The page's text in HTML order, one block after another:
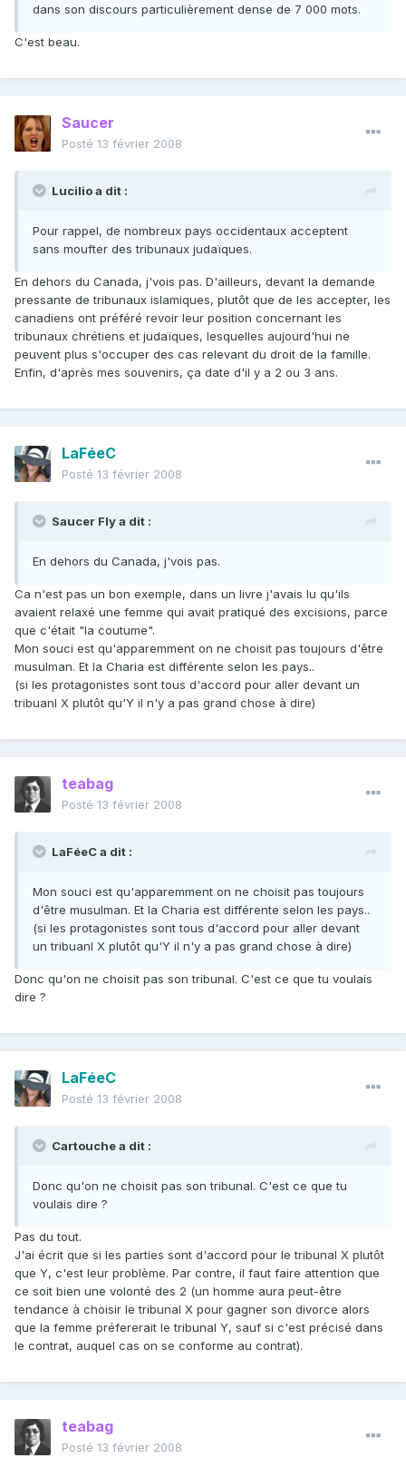
dans son discours particulièrement dense de 7 000 mots.
C'est beau.
Saucer
Posté 13 février 2008
Lucilio a dit :
Pour rappel, de nombreux pays occidentaux acceptent
sans moufter des tribunaux judaïques.
En dehors du Canada, j'vois pas. D'ailleurs, devant la demande
pressante de tribunaux islamiques, plutôt que de les accepter, les
canadiens ont préféré revoir leur position concernant les
tribunaux chrétiens et judaïques, lesquelles aujourd'hui ne
peuvent plus s'occuper des cas relevant du droit de la famille.
Enfin, d'après mes souvenirs, ça date d'il y a 2 ou 3 ans.
LaFéeC
Posté 13 février 2008
Saucer Fly a dit :
En dehors du Canada, j'vois pas.
Ca n'est pas un bon exemple, dans un livre j'avais lu qu'ils
avaient relaxé une femme qui avait pratiqué des excisions, parce
que c'était "la coutume".
Mon souci est qu'apparemment on ne choisit pas toujours d'être
musulman. Et la Charia est différente selon les pays..
(si les protagonistes sont tous d'accord pour aller devant un
tribuanl X plutôt qu'Y il n'y a pas grand chose à dire)
teabag
Posté 13 février 2008
LaFéeC a dit :
Mon souci est qu'apparemment on ne choisit pas toujours
d'être musulman. Et la Charia est différente selon les pays..
(si les protagonistes sont tous d'accord pour aller devant
un tribuanl X plutôt qu'Y il n'y a pas grand chose à dire)
Donc qu'on ne choisit pas son tribunal. C'est ce que tu voulais
dire ?
LaFéeC
Posté 13 février 2008
Cartouche a dit :
Donc qu'on ne choisit pas son tribunal. C'est ce que tu
voulais dire ?
Pas du tout.
J'ai écrit que si les parties sont d'accord pour le tribunal X plutôt
que Y, c'est leur problème. Par contre, il faut faire attention que
ce soit bien une volonté des 2 (un homme aura peut-être
tendance à choisir le tribunal X pour gagner son divorce alors
que la femme préfererait le tribunal Y, sauf si c'est précisé dans
le contrat, auquel cas on se conforme au contrat).
teabag
Posté 13 février 2008